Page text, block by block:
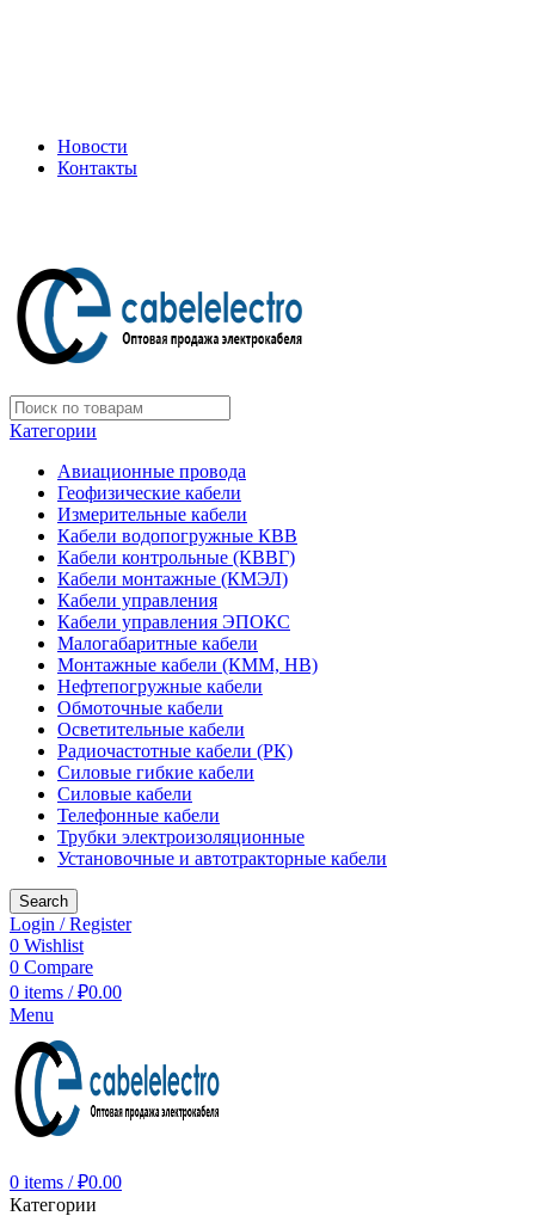
Новости
Контакты
Категории
Авиационные провода
Геофизические кабели
Измерительные кабели
Кабели водопогружные КВВ
Кабели контрольные (КВВГ)
Кабели монтажные (КМЭЛ)
Кабели управления
Кабели управления ЭПОКС
Малогабаритные кабели
Монтажные кабели (КММ, НВ)
Нефтепогружные кабели
Обмоточные кабели
Осветительные кабели
Радиочастотные кабели (РК)
Силовые гибкие кабели
Силовые кабели
Телефонные кабели
Трубки электроизоляционные
Установочные и автотракторные кабели
Search
Login / Register
0 Wishlist
0 Compare
0 items / ₽0.00
Menu
0 items / ₽0.00
Категории